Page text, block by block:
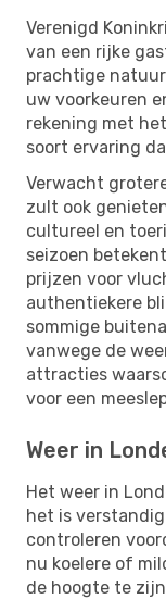
Verenigd
van een rijke
prachtige
uw voorkeuren
rekening met
soort ervaring
Verwacht
zult ook
cultureel en
seizoen
prijzen voor
authentiekere
sommige
vanwege de
attracties
voor een
Weer in
Het weer in
het is
controleren
nu koelere of
de hoogte te